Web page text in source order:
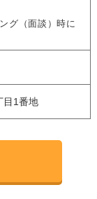
グ（面談）時に
目1番地